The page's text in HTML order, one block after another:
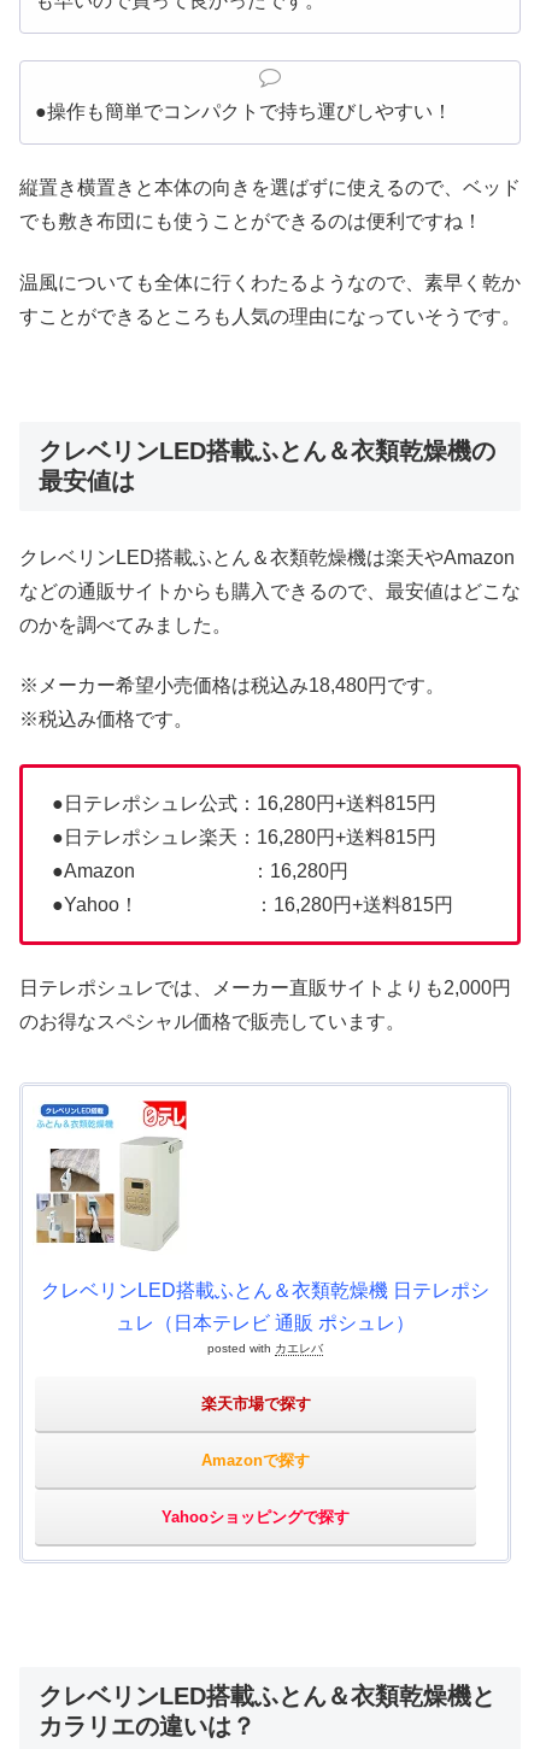
●操作も簡単でコンパクトで持ち運びしやすい！
縦置き横置きと本体の向きを選ばずに使えるので、ベッド
でも敷き布団にも使うことができるのは便利ですね！
温風についても全体に行くわたるようなので、素早く乾か
すことができるところも人気の理由になっていそうです。
クレベリンLED搭載ふとん＆衣類乾燥機の
最安値は
クレベリンLED搭載ふとん＆衣類乾燥機は楽天やAmazon
などの通販サイトからも購入できるので、最安値はどこな
のかを調べてみました。
※メーカー希望小売価格は税込み18,480円です。
※税込み価格です。
●日テレポシュレ公式：16,280円+送料815円
●日テレポシュレ楽天：16,280円+送料815円
●Amazon ：16,280円
●Yahoo！ ：16,280円+送料815円
日テレポシュレでは、メーカー直販サイトよりも2,000円
のお得なスペシャル価格で販売しています。
クレベリンLED搭載ふとん＆衣類乾燥機 日テレポシ
ュレ（日本テレビ 通販 ポシュレ）
posted with カエレバ
楽天市場で探す
Amazonで探す
Yahooショッピングで探す
クレベリンLED搭載ふとん＆衣類乾燥機と
カラリエの違いは？